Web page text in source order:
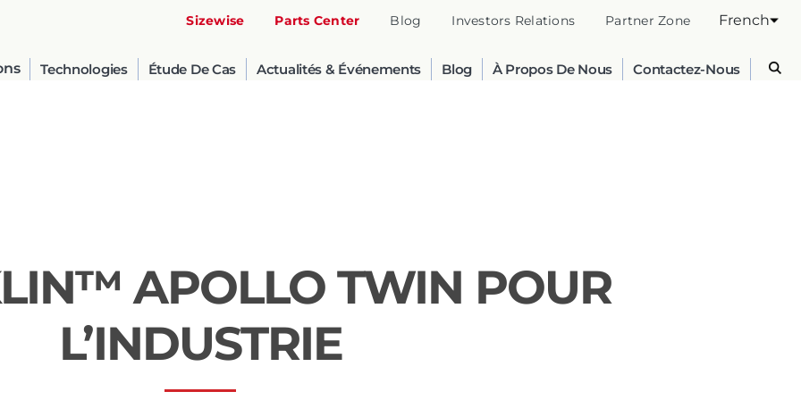
Sizewise Parts Center Blog Investors Relations Partner Zone French
Technologies Étude De Cas Actualités & Événements Blog À Propos De Nous Contactez-Nous
United States
English
Australia
Russia
APOLLO TWIN POUR
L’INDUSTRIE